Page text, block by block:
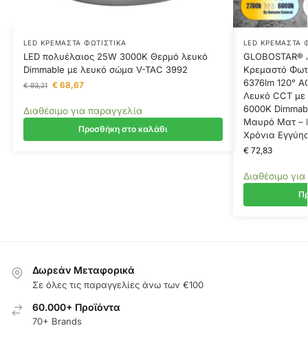
LED ΚΡΕΜΑΣΤΆ ΦΩΤΙΣΤΙΚΆ
LED πολυέλαιος 25W 3000K Θερμό λευκό
Dimmable με λευκό σώμα V-TAC 3992
€93,21 €68,67
Διαθέσιμο για παραγγελία
Προσθήκη στο καλάθι
LED ΚΡΕΜΑΣΤΆ
Κρεμαστό
6376lm 120°
Λευκό CCT με
6000K
Μαυρό Ματ –
Χρόνια
€72,83
Διαθέσιμο
Δωρεάν Μεταφορικά
Σε όλες τις παραγγελίες άνω των €100
60.000+ Προϊόντα
70+ Brands